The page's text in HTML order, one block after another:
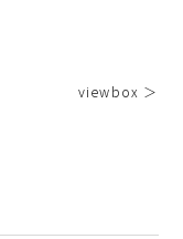
viewbox ＞